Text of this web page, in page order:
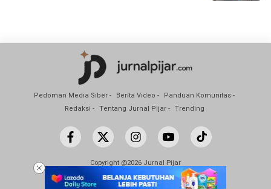
Pedoman Media Siber Berita Video
Panduan Komunitas
Redaksi
Tentang Jurnal Pijar Trending
Copyright @2026 Jurnal Pijar
All Rights Reserved